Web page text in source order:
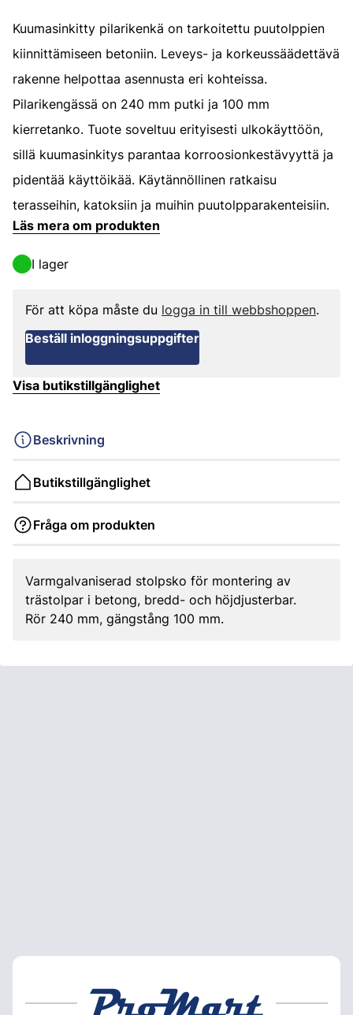
Kuumasinkitty pilarikenkä on tarkoitettu puutolppien
kiinnittämiseen betoniin. Leveys- ja korkeussäädettävä
rakenne helpottaa asennusta eri kohteissa.
Pilarikengässä on 240 mm putki ja 100 mm
kierretanko. Tuote soveltuu erityisesti ulkokäyttöön,
sillä kuumasinkitys parantaa korroosionkestävyyttä ja
pidentää käyttöikää. Käytännöllinen ratkaisu
terasseihin, katoksiin ja muihin puutolpparakenteisiin.
Läs mera om produkten
I lager
För att köpa måste du logga in till webbshoppen.
Beställ inloggningsuppgifter
Visa butikstillgänglighet
Beskrivning
Butikstillgänglighet
Fråga om produkten
Varmgalvaniserad stolpsko för montering av
trästolpar i betong, bredd- och höjdjusterbar.
Rör 240 mm, gängstång 100 mm.